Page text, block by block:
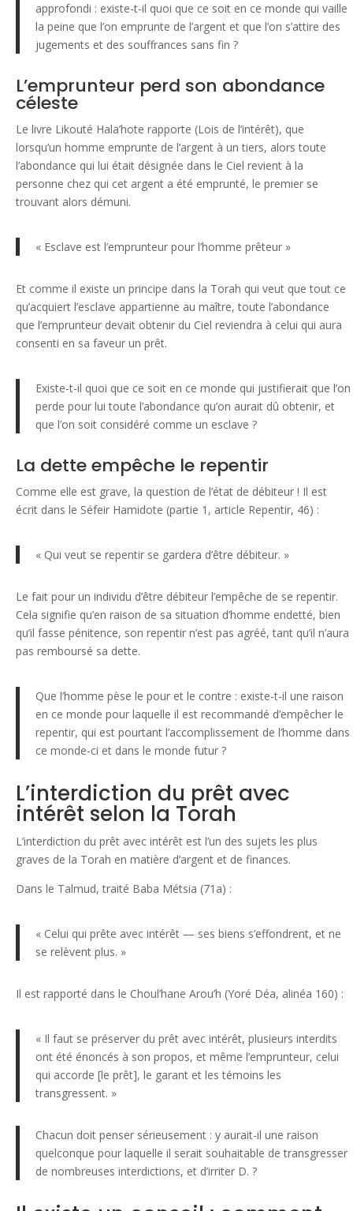
approfondi : existe-t-il quoi que ce soit en ce monde qui vaille
la peine que l’on emprunte de l’argent et que l’on s’attire des
jugements et des souffrances sans fin ?
L’emprunteur perd son abondance
céleste
Le livre Likouté Hala’hote rapporte (Lois de l’intérêt), que
lorsqu’un homme emprunte de l’argent à un tiers, alors toute
l’abondance qui lui était désignée dans le Ciel revient à la
personne chez qui cet argent a été emprunté, le premier se
trouvant alors démuni.
« Esclave est l’emprunteur pour l’homme prêteur »
Et comme il existe un principe dans la Torah qui veut que tout ce
qu’acquiert l’esclave appartienne au maître, toute l’abondance
que l’emprunteur devait obtenir du Ciel reviendra à celui qui aura
consenti en sa faveur un prêt.
Existe-t-il quoi que ce soit en ce monde qui justifierait que l’on
perde pour lui toute l’abondance qu’on aurait dû obtenir, et
que l’on soit considéré comme un esclave ?
La dette empêche le repentir
Comme elle est grave, la question de l’état de débiteur ! Il est
écrit dans le Séfeir Hamidote (partie 1, article Repentir, 46) :
« Qui veut se repentir se gardera d’être débiteur. »
Le fait pour un individu d’être débiteur l’empêche de se repentir.
Cela signifie qu’en raison de sa situation d’homme endetté, bien
qu’il fasse pénitence, son repentir n’est pas agréé, tant qu’il n’aura
pas remboursé sa dette.
Que l’homme pèse le pour et le contre : existe-t-il une raison
en ce monde pour laquelle il est recommandé d’empêcher le
repentir, qui est pourtant l’accomplissement de l’homme dans
ce monde-ci et dans le monde futur ?
L’interdiction du prêt avec
intérêt selon la Torah
L’interdiction du prêt avec intérêt est l’un des sujets les plus
graves de la Torah en matière d’argent et de finances.
Dans le Talmud, traité Baba Métsia (71a) :
« Celui qui prête avec intérêt — ses biens s’effondrent, et ne
se relèvent plus. »
Il est rapporté dans le Choul’hane Arou’h (Yoré Déa, alinéa 160) :
« Il faut se préserver du prêt avec intérêt, plusieurs interdits
ont été énoncés à son propos, et même l’emprunteur, celui
qui accorde [le prêt], le garant et les témoins les
transgressent. »
Chacun doit penser sérieusement : y aurait-il une raison
quelconque pour laquelle il serait souhaitable de transgresser
de nombreuses interdictions, et d’irriter D. ?